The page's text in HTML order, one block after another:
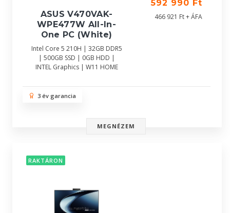
ASUS V470VAK-
WPE477W All-In-
One PC (White)
Intel Core 5 210H | 32GB DDR5
| 500GB SSD | 0GB HDD |
INTEL Graphics | W11 HOME
592 990 Ft
466 921 Ft + ÁFA
3 év garancia
MEGNÉZEM
RAKTÁRON